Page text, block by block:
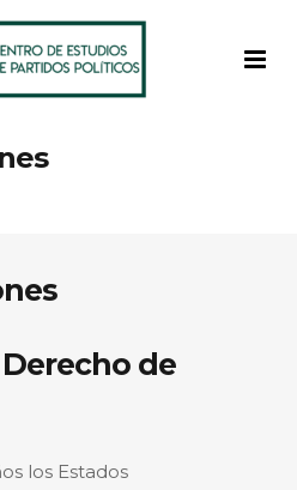
de
los Estados